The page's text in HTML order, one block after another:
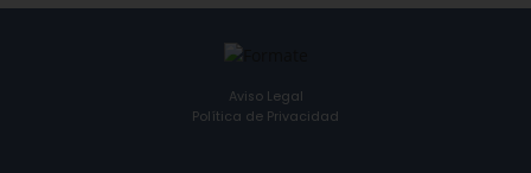
Aviso Legal
Política de Privacidad